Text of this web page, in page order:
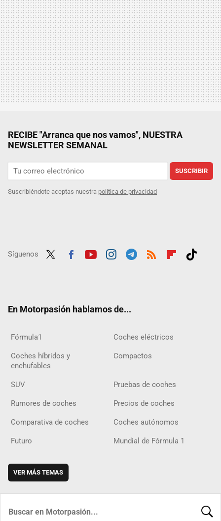
RECIBE "Arranca que nos vamos", NUESTRA
NEWSLETTER SEMANAL
SUSCRIBIR
Suscribiéndote aceptas nuestra política de privacidad
Síguenos
En Motorpasión hablamos de...
Fórmula1 Coches eléctricos
Coches híbridos y
enchufables
Compactos
SUV Pruebas de coches
Rumores de coches Precios de coches
Comparativa de coches Coches autónomos
Futuro Mundial de Fórmula 1
VER MÁS TEMAS